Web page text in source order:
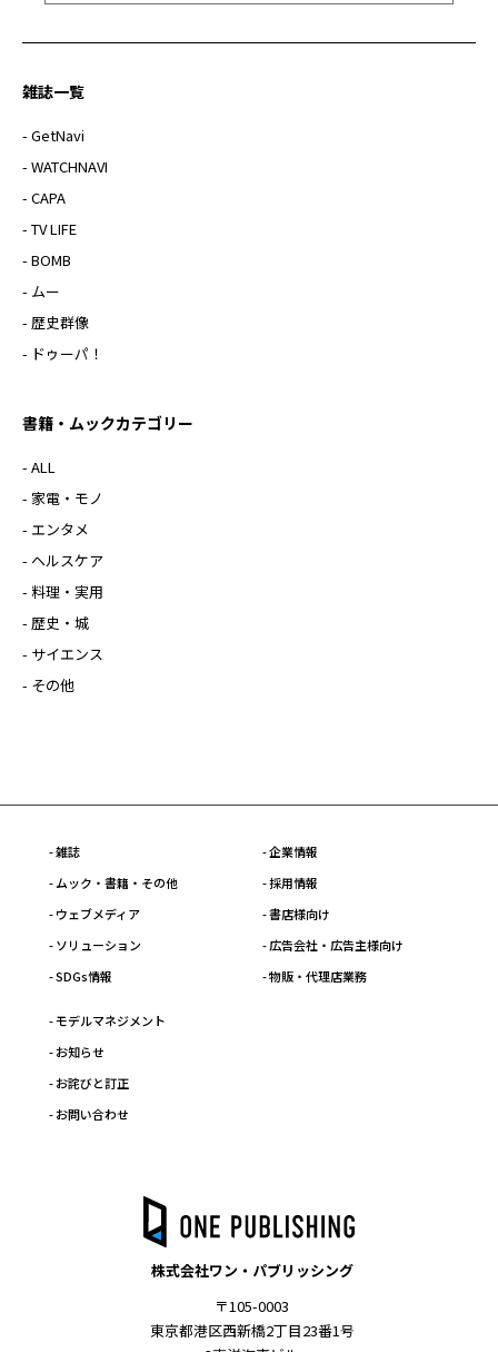
雑誌一覧
- GetNavi
- WATCHNAVI
- CAPA
- TV LIFE
- BOMB
- ムー
- 歴史群像
- ドゥーパ！
書籍・ムックカテゴリー
- ALL
- 家電・モノ
- エンタメ
- ヘルスケア
- 料理・実用
- 歴史・城
- サイエンス
- その他
- 雑誌
- ムック・書籍・その他
- ウェブメディア
- ソリューション
- SDGs情報
- 企業情報
- 採用情報
- 書店様向け
- 広告会社・広告主様向け
- 物販・代理店業務
- モデルマネジメント
- お知らせ
- お詫びと訂正
- お問い合わせ
株式会社ワン・パブリッシング
〒105-0003
東京都港区西新橋2丁目23番1号